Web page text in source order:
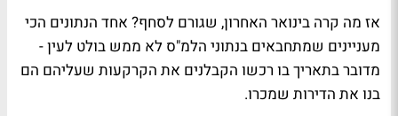
אז מה קרה בינואר האחרון, שגורם לסחף? אחד הנתונים הכי
מעניינים שמתחבאים בנתוני הלמ"ס לא ממש בולט לעין -
מדובר בתאריך בו רכשו הקבלנים את הקרקעות שעליהם הם
בנו את הדירות שמכרו.